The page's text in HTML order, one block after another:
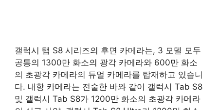
갤럭시 탭 S8 시리즈의 후면 카메라는, 3 모델 모두
공통의 1300만 화소의 광각 카메라와 600만 화소
의 초광각 카메라의 듀얼 카메라를 탑재하고 있습니
다. 내향 카메라는 전술한 바와 같이 갤럭시 Tab S8
및 갤럭시 Tab S8가 1200만 화소의 초광각 카메라